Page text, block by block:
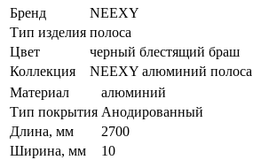
Бренд
NEEXY
Тип изделия полоса
Цвет
черный блестящий браш
Коллекция
NEEXY алюминий полоса
Материал
алюминий
Тип покрытия Анодированный
Длина, мм
2700
Ширина, мм
10